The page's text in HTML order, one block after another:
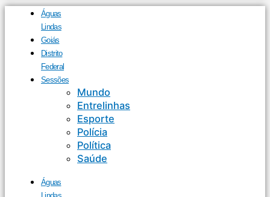
Águas
Lindas
Goiás
Distrito
Federal
Sessões
Mundo
Entrelinhas
Esporte
Polícia
Política
Saúde
Águas